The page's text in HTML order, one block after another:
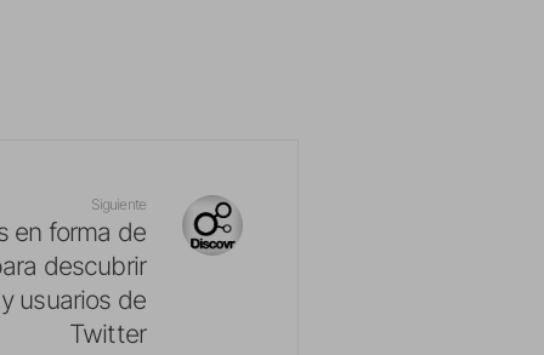
Siguiente
en forma de
descubrir
usuarios de
Twitter